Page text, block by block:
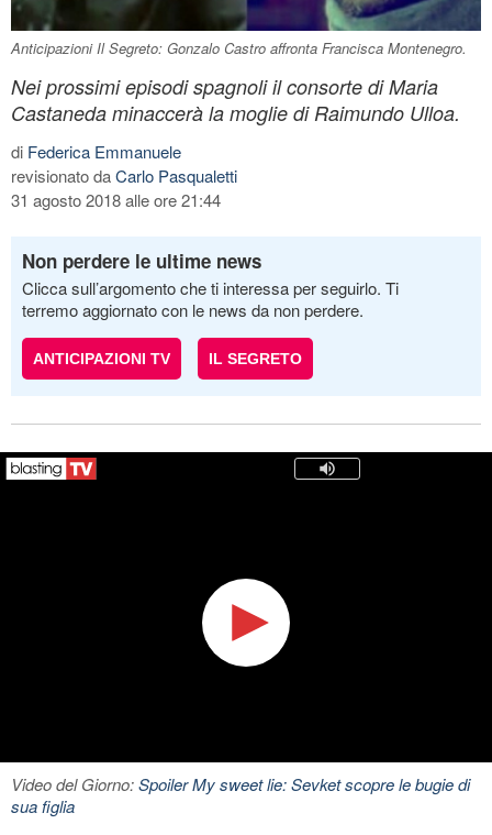
Anticipazioni Il Segreto: Gonzalo Castro affronta Francisca Montenegro.
Nei prossimi episodi spagnoli il consorte di Maria
Castaneda minaccerà la moglie di Raimundo Ulloa.
di Federica Emmanuele
revisionato daCarlo Pasqualetti
31 agosto 2018 alle ore 21:44
Non perdere le ultime news
Clicca sull’argomento che ti interessa per seguirlo. Ti
terremo aggiornato con le news da non perdere.
ANTICIPAZIONI TV IL SEGRETO
Video del Giorno:Spoiler My sweet lie: Sevket scopre le bugie di
sua figlia